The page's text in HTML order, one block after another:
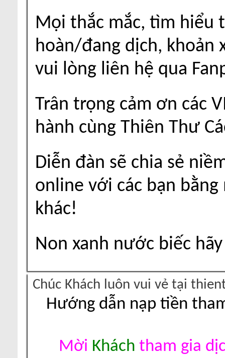
Mọi thắc mắc, tìm hiểu
hoàn/đang dịch, khoản
vui lòng liên hệ qua
Trân trọng cảm ơn các
hành cùng Thiên Thư
Diễn đàn sẽ chia sẻ
online với các bạn
khác!
Non xanh nước biếc
Chúc Khách luôn vui vẻ tại
Hướng dẫn nạp tiền
Mời Khách tham gia